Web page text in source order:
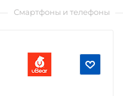
Смартфоны и телефоны